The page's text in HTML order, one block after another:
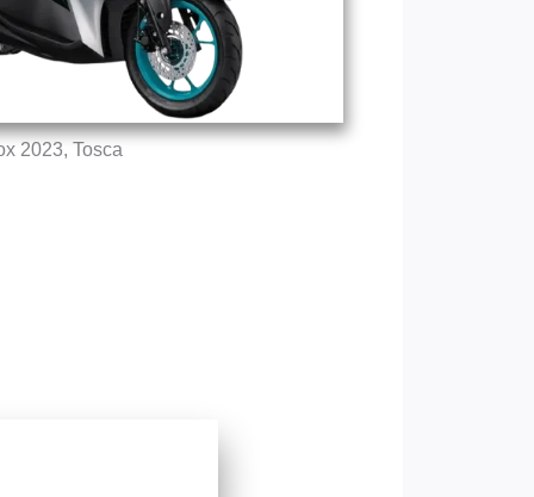
2023, Tosca